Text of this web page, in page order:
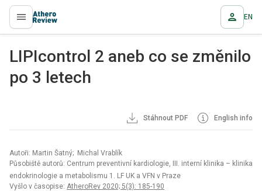
proLékaře.cz EN
LIPIcontrol 2 aneb co se změnilo
po 3 letech
Stáhnout PDF English info
Autoři: Martin Šatný; Michal Vrablík
Působiště autorů: Centrum preventivní kardiologie, III. interní klinika – klinika
endokrinologie a metabolismu 1. LF UK a VFN v Praze
Vyšlo v časopise: AtheroRev 2020; 5(3): 185-190